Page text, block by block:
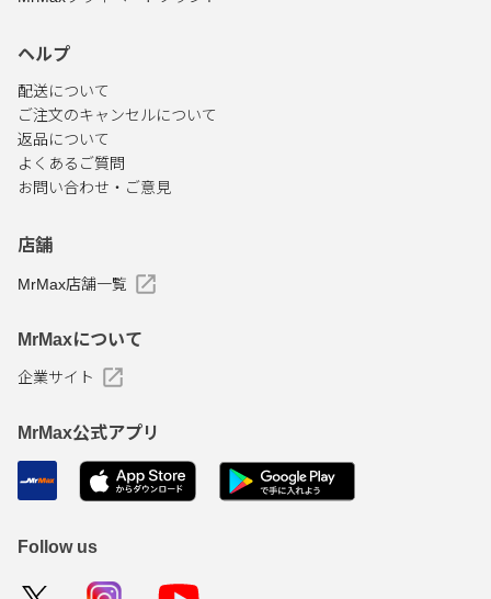
ヘルプ
配送について
ご注文のキャンセルについて
返品について
よくあるご質問
お問い合わせ・ご意見
店舗
MrMax店舗一覧
MrMaxについて
企業サイト
MrMax公式アプリ
Follow us